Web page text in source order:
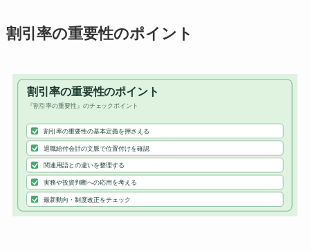
割引率の重要性のポイント